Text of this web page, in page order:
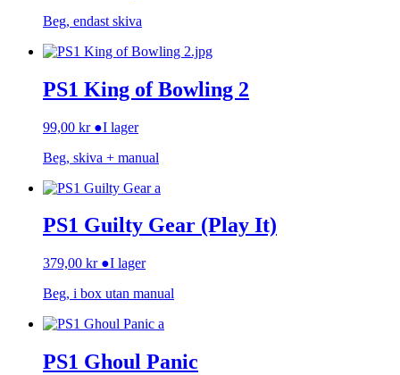
Beg, endast skiva
PS1 King of Bowling 2
99,00 kr ●I lager
Beg, skiva + manual
PS1 Guilty Gear (Play It)
379,00 kr ●I lager
Beg, i box utan manual
PS1 Ghoul Panic